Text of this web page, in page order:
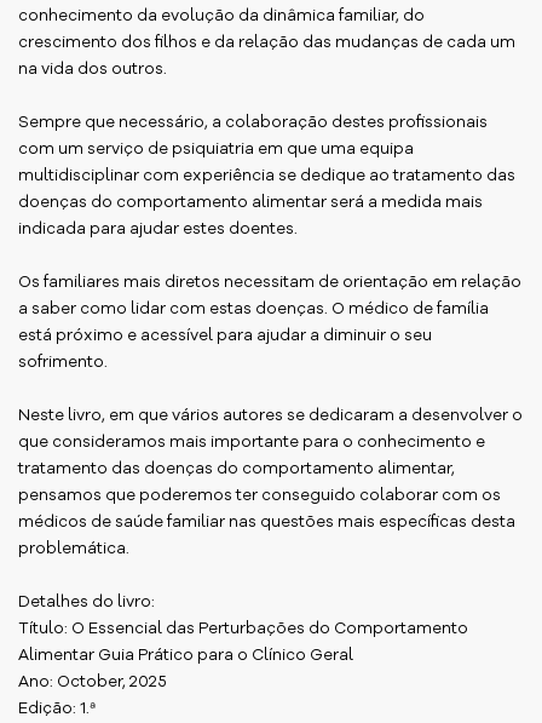
conhecimento da evolução da dinâmica familiar, do
crescimento dos filhos e da relação das mudanças de cada um
na vida dos outros.
Sempre que necessário, a colaboração destes profissionais
com um serviço de psiquiatria em que uma equipa
multidisciplinar com experiência se dedique ao tratamento das
doenças do comportamento alimentar será a medida mais
indicada para ajudar estes doentes.
Os familiares mais diretos necessitam de orientação em relação
a saber como lidar com estas doenças. O médico de família
está próximo e acessível para ajudar a diminuir o seu
sofrimento.
Neste livro, em que vários autores se dedicaram a desenvolver o
que consideramos mais importante para o conhecimento e
tratamento das doenças do comportamento alimentar,
pensamos que poderemos ter conseguido colaborar com os
médicos de saúde familiar nas questões mais específicas desta
problemática.
Detalhes do livro:
Título: O Essencial das Perturbações do Comportamento
Alimentar Guia Prático para o Clínico Geral
Ano: October, 2025
Edição: 1.ª